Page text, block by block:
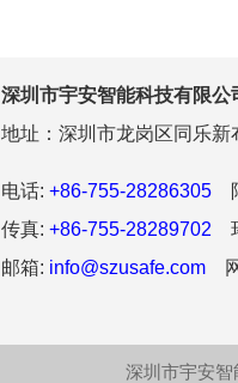
深圳市宇安智能科技有限公
地址：深圳市龙岗区同乐
电话: +86-755-28286305
传真: +86-755-28289702
邮箱: info@szusafe.com
深圳市宇安